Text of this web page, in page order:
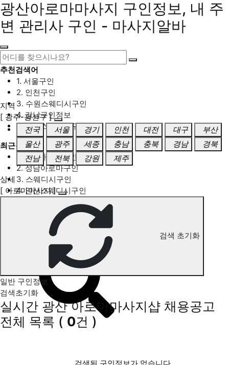
광산아로마마사지 구인정보, 내 주
변 관리사 구인 - 마사지알바
추천검색어
1. 서울구인
2. 인천구인
3. 수원스웨디시구인
4. 강남구인정보
5. 동탄스웨디시구인
최근검색어
1. 일산마사지구인
2. 성남아로마구인
3. 스웨디시구인
4. 안산스웨디시구인
광산 아로마마사지 구인정보
지역
[ 광주-광산구 ]
전국
서울 경기 인천 대전 대구
부산
울산
광주 세종 충남 충북 경남
경북
전남
전북 강원 제주
상세
[ 아로마마사지 ]
검색 초기화
일반 구인정보
검색초기화
실시간 광산 아로마마사지샵 채용공고
전체 목록 ( 0건 )